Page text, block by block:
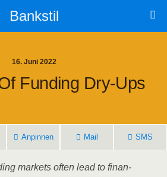
Bankstil
16. Juni 2022
Fun­ding Dry-Ups
Anpin­nen Mail SMS
mar­kets often lead to finan­